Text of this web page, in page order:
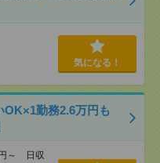
気になる！
OK×1勤務2.6万円も
～ 日収